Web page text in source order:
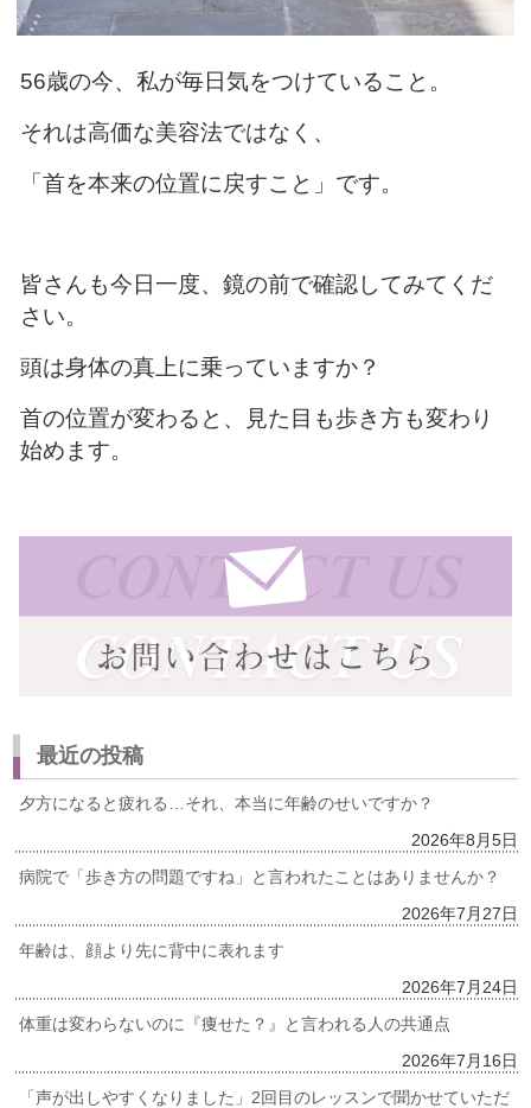
56歳の今、私が毎日気をつけていること。
それは高価な美容法ではなく、
「首を本来の位置に戻すこと」です。
皆さんも今日一度、鏡の前で確認してみてくだ
さい。
頭は身体の真上に乗っていますか？
首の位置が変わると、見た目も歩き方も変わり
始めます。
最近の投稿
夕方になると疲れる…それ、本当に年齢のせいですか？
2026年8月5日
病院で「歩き方の問題ですね」と言われたことはありませんか？
2026年7月27日
年齢は、顔より先に背中に表れます
2026年7月24日
体重は変わらないのに『痩せた？』と言われる人の共通点
2026年7月16日
「声が出しやすくなりました」2回目のレッスンで聞かせていただ